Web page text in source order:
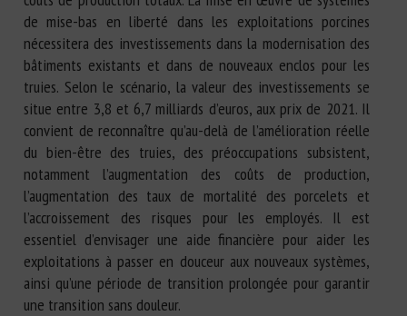
de mise-bas en liberté dans les exploitations porcines
nécessitera des investissements dans la modernisation des
bâtiments existants et dans de nouveaux enclos pour les
truies. Selon le scénario, la valeur des investissements se
situe entre 3,8 et 6,7 milliards d’euros, aux prix de 2021. Il
convient de reconnaître qu’au-delà de l’amélioration réelle
du bien-être des truies, des préoccupations subsistent,
notamment l’augmentation des coûts de production,
l’augmentation des taux de mortalité des porcelets et
l’accroissement des risques pour les employés. Il est
essentiel d’envisager une aide financière pour aider les
exploitations à passer en douceur aux nouveaux systèmes,
ainsi qu’une période de transition prolongée pour garantir
une transition sans douleur.